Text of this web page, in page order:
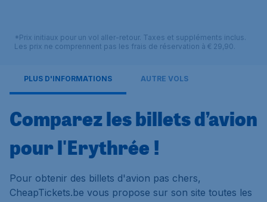
*Prix initiaux pour un vol aller-retour. Taxes et suppléments inclus.
Les prix ne comprennent pas les frais de réservation à € 29,90.
PLUS D'INFORMATIONS AUTRE VOLS
Comparez les billets d’avion
pour l'Erythrée !
Pour obtenir des billets d'avion pas chers,
CheapTickets.be vous propose sur son site toutes les